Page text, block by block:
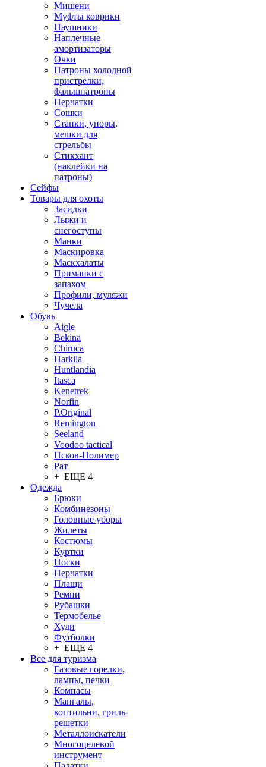
Мишени
Муфты коврики
Наушники
Наплечные
амортизаторы
Очки
Патроны холодной
пристрелки,
фальшпатроны
Перчатки
Сошки
Станки, упоры,
мешки для
стрельбы
Стикхант
(наклейки на
патроны)
Сейфы
Товары для охоты
Засидки
Лыжи и
снегоступы
Манки
Маскировка
Маскхалаты
Приманки с
запахом
Профили, муляжи
Чучела
Обувь
Aigle
Bekina
Chiruсa
Harkila
Huntlandia
Itasca
Kenetrek
Norfin
P.Original
Remington
Seeland
Voodoo tactical
Псков-Полимер
Рат
+ ЕЩЕ 4
Одежда
Брюки
Комбинезоны
Головные уборы
Жилеты
Костюмы
Куртки
Носки
Перчатки
Плащи
Ремни
Рубашки
Термобелье
Худи
Футболки
+ ЕЩЕ 4
Все для туризма
Газовые горелки,
лампы, печки
Компасы
Мангалы,
коптильни, гриль-
решетки
Металлоискатели
Многоцелевой
инструмент